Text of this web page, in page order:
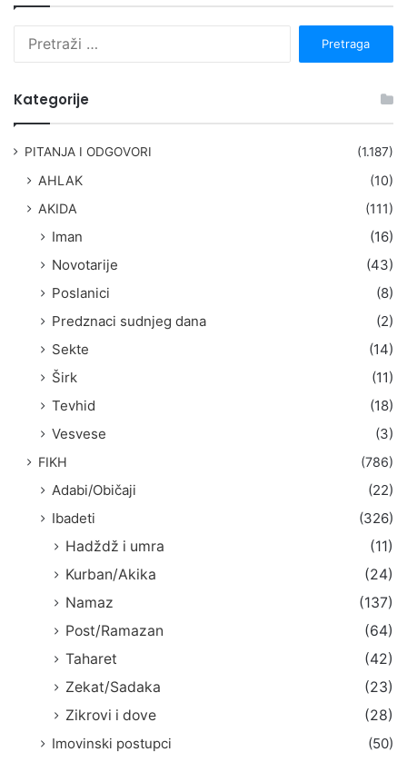
Kategorije
PITANJA I ODGOVORI (1.187)
AHLAK
(10)
AKIDA
(111)
Iman
(16)
Novotarije
(43)
Poslanici
(8)
Predznaci sudnjeg dana
(2)
Sekte
(14)
Širk
(11)
Tevhid
(18)
Vesvese
(3)
FIKH (786)
Adabi/Običaji
(22)
Ibadeti
(326)
Hadždž i umra
(11)
Kurban/Akika
(24)
Namaz
(137)
Post/Ramazan
(64)
Taharet
(42)
Zekat/Sadaka
(23)
Zikrovi i dove
(28)
Imovinski postupci
(50)